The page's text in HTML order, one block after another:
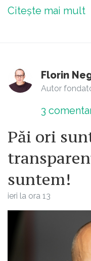
Citește mai mult
Florin
Autor
3
Păi ori
suntem!
ieri la ora 13